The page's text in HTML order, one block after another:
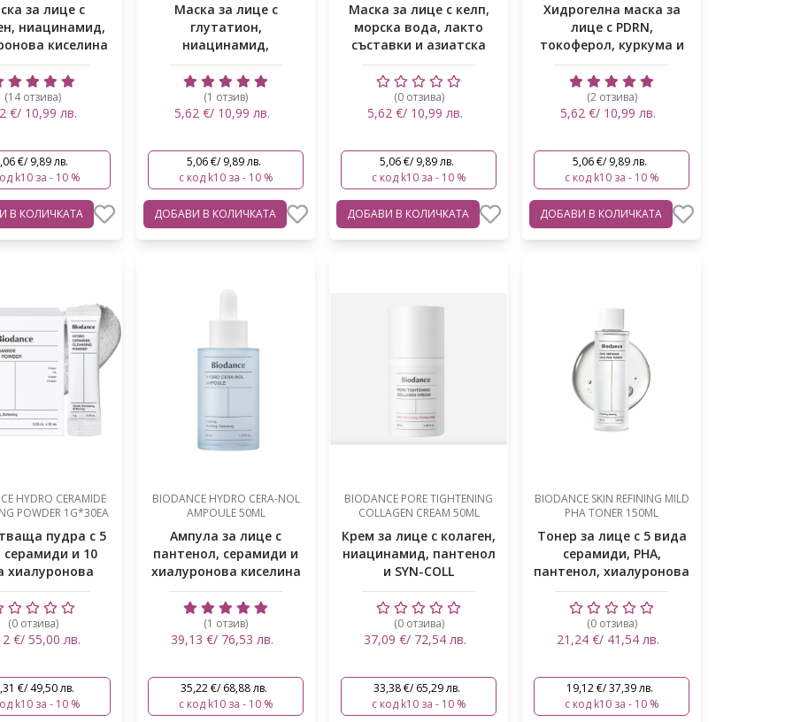
за лице с
ниацинамид,
киселина
и стяг...
(14 отзива)
€/ 10,99 лв.
€/ 9,89 лв.
k10 за - 10 %
В КОЛИЧКАТА
Маска за лице с
глутатион,
ниацинамид,
хиалуронова киселина,
курк...
(1 отзив)
5,62 €/ 10,99 лв.
5,06 €/ 9,89 лв.
с код k10 за - 10 %
ДОБАВИ В КОЛИЧКАТА
Маска за лице с келп,
морска вода, лакто
съставки и азиатска
цент...
(0 отзива)
5,62 €/ 10,99 лв.
5,06 €/ 9,89 лв.
с код k10 за - 10 %
ДОБАВИ В КОЛИЧКАТА
Хидрогелна маска за
лице с PDRN,
токоферол, куркума и
ший
(2 отзива)
5,62 €/ 10,99 лв.
5,06 €/ 9,89 лв.
с код k10 за - 10 %
ДОБАВИ В КОЛИЧКАТА
HYDRO CERAMIDE
POWDER 1G*30EA
пудра с 5
серамиди и 10
хиалуронова
киселина
(0 отзива)
€/ 55,00 лв.
€/ 49,50 лв.
k10 за - 10 %
BIODANCE HYDRO CERA-NOL
AMPOULE 50ML
Ампула за лице с
пантенол, серамиди и
хиалуронова киселина
(1 отзив)
39,13 €/ 76,53 лв.
35,22 €/ 68,88 лв.
с код k10 за - 10 %
BIODANCE PORE TIGHTENING
COLLAGEN CREAM 50ML
Крем за лице с колаген,
ниацинамид, пантенол
и SYN-COLL
(0 отзива)
37,09 €/ 72,54 лв.
33,38 €/ 65,29 лв.
с код k10 за - 10 %
BIODANCE SKIN REFINING MILD
PHA TONER 150ML
Тонер за лице с 5 вида
серамиди, PHA,
пантенол, хиалуронова
кисел...
(0 отзива)
21,24 €/ 41,54 лв.
19,12 €/ 37,39 лв.
с код k10 за - 10 %